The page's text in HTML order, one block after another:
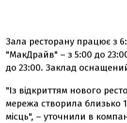
Зала ресторану працює з
"МакДрайв" – з 5:00 до
до 23:00. Заклад
"Із відкриттям нового
мережа створила близько
місць", – уточнили в